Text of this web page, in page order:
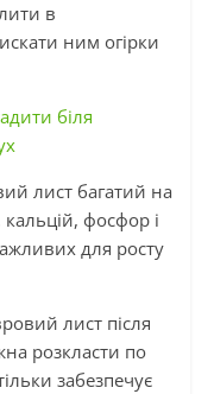
в
ним огірки
біля
лист багатий на
фосфор і
для росту
лист після
розкласти по
забезпечує